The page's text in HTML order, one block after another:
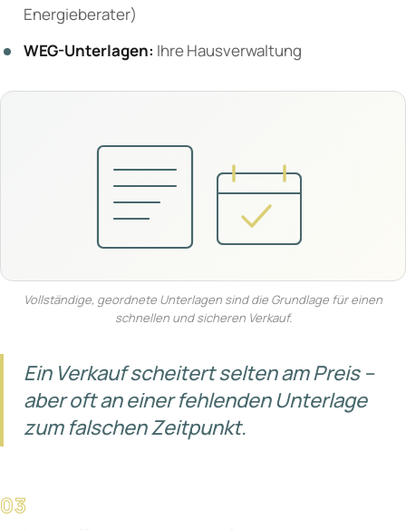
Energieberater)
WEG-Unterlagen: Ihre Hausverwaltung
Vollständige, geordnete Unterlagen sind die Grundlage für einen
schnellen und sicheren Verkauf.
Ein Verkauf scheitert selten am Preis –
aber oft an einer fehlenden Unterlage
zum falschen Zeitpunkt.